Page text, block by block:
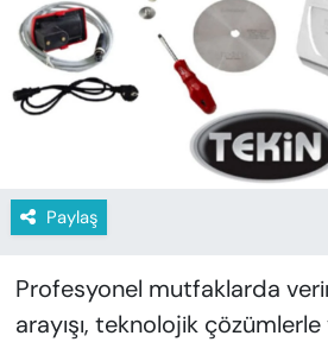
Paylaş
Profesyonel mutfaklarda
arayışı, teknolojik
SAĞLIK
ÖZEL HABER